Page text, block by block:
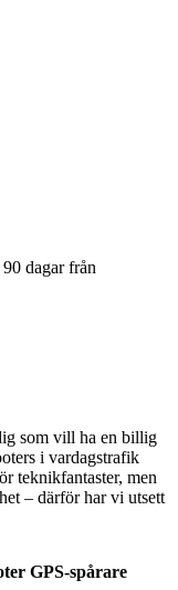
dagar från
som vill ha en billig
i vardagstrafik
teknikfantaster, men
– därför har vi utsett
GPS-spårare